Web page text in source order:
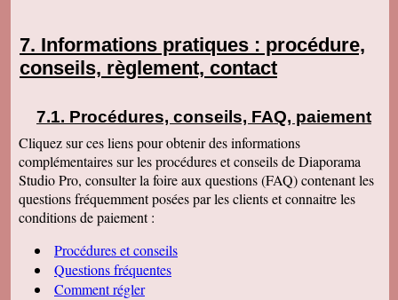
Informations pratiques : procédure,
conseils, règlement, contact
Procédures, conseils, FAQ, paiement
Cliquez sur ces liens pour obtenir des informations
complémentaires sur les procédures et conseils de Diaporama
Studio Pro, consulter la foire aux questions (FAQ) contenant les
questions fréquemment posées par les clients et connaitre les
conditions de paiement :
Procédures et conseils
Questions fréquentes
Comment régler